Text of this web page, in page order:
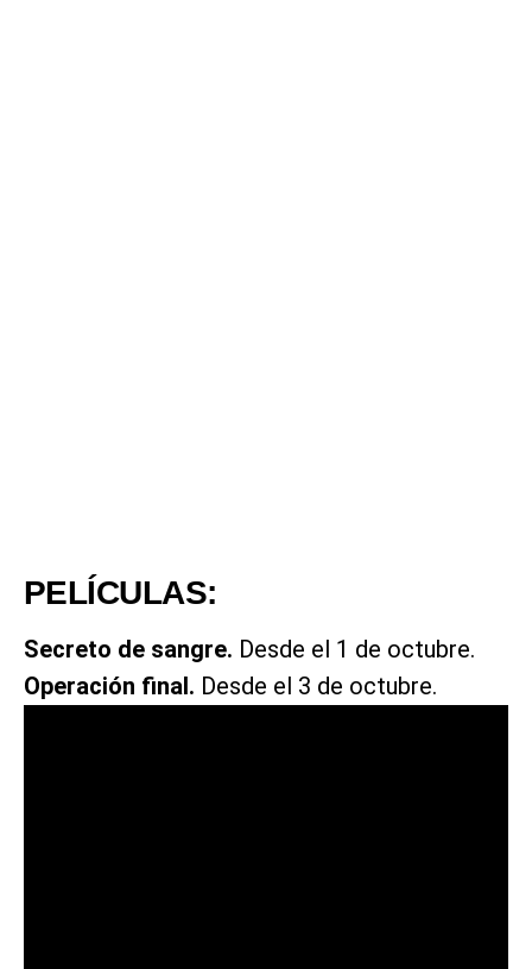
PELÍCULAS:
Secreto de sangre. Desde el 1 de octubre.
Operación final. Desde el 3 de octubre.